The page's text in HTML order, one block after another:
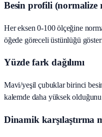
Besin profili (normalize
Her eksen 0-100 ölçeğine
öğede göreceli üstünlüğü
Yüzde fark dağılımı
Mavi/yeşil çubuklar birinci
kalemde daha yüksek
Dinamik karşılaştırma